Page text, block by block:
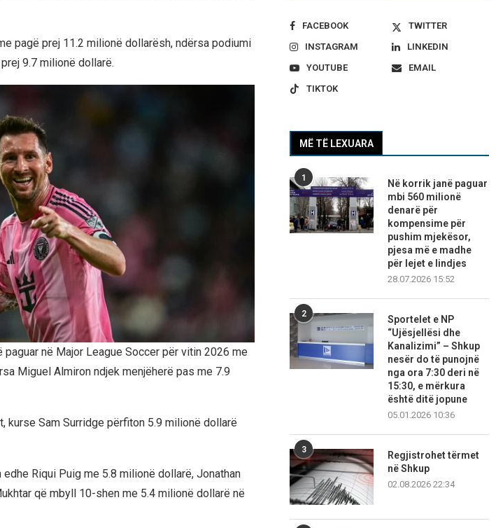
pagë prej 11.2 milionë dollarësh, ndërsa podiumi
9.7 milionë dollarë.
në Major League Soccer për vitin 2026 me
Miguel Almiron ndjek menjëherë pas me 7.9
kurse Sam Surridge përfiton 5.9 milionë dollarë
Riqui Puig me 5.8 milionë dollarë, Jonathan
që mbyll 10-shen me 5.4 milionë dollarë në
FACEBOOK
TWITTER
INSTAGRAM
LINKEDIN
YOUTUBE
EMAIL
TIKTOK
MË TË LEXUARA
1
Në korrik janë paguar
mbi 560 milionë
denarë për
kompensime për
pushim mjekësor,
pjesa më e madhe
për lejet e lindjes
28.07.2026 15:52
2
Sportelet e NP
“Ujësjellësi dhe
Kanalizimi” – Shkup
nesër do të punojnë
nga ora 7:30 deri në
15:30, e mërkura
është ditë jopune
05.01.2026 10:36
3
Regjistrohet tërmet
në Shkup
02.08.2026 22:34